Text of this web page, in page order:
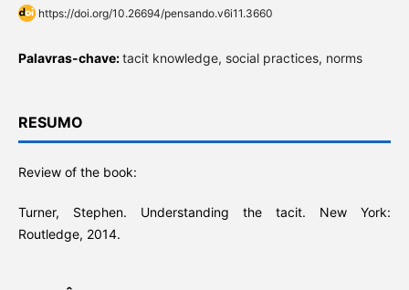
https://doi.org/10.26694/pensando.v6i11.3660
Palavras-chave:tacit knowledge, social practices, norms
RESUMO
Review of the book:
Turner, Stephen. Understanding the tacit. New York:
Routledge, 2014.